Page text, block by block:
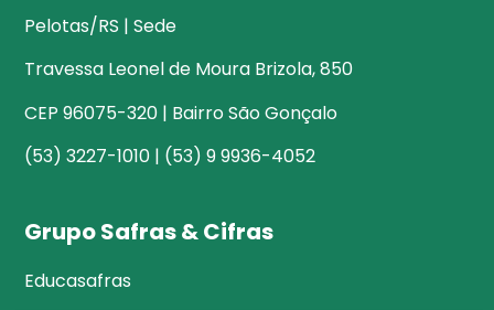
Pelotas/RS | Sede
Travessa Leonel de Moura Brizola, 850
CEP 96075-320 | Bairro São Gonçalo
(53) 3227-1010 | (53) 9 9936-4052
Grupo Safras & Cifras
Educasafras